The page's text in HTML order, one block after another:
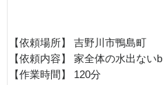
【依頼場所】 吉野川市鴨島町
【依頼内容】 家全体の水出ないb
【作業時間】 120分